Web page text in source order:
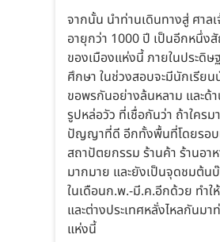
จากนั้น นำท่านเดินทางสู่ ศาลเ
อายุกว่า 1000 ปี เป็นอีกหนึ่
ของเมืองแห่งนี้ ภายในประดิษ
ศึกษา ในช่วงสอบจะมีนักเรีย
ขอพรกันอย่างล้นหลาม และด้า
รูปหล่อวัว ที่เชื่อกันว่า ถ้าใครม
ปัญญาที่ดี อีกทั้งพื้นที่โดยรอบ
สถาปัตยกรรม ร้านค้า ร้านอา
มากมาย และยังเป็นจุดชมต้น
ในเดือนก.พ.-มี.ค.อีกด้วย ทำใ
และต่างประเทศหลั่งไหลกันมา
แห่งนี้